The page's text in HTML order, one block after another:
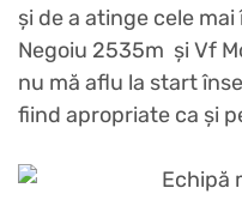
și de a atinge cele
Negoiu 2535m și Vf
nu mă aflu la start
fiind apropriate ca și